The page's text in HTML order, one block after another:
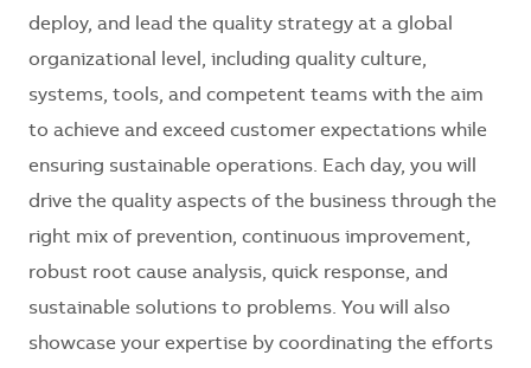
deploy, and lead the quality strategy at a global
organizational level, including quality culture,
systems, tools, and competent teams with the aim
to achieve and exceed customer expectations while
ensuring sustainable operations. Each day, you will
drive the quality aspects of the business through the
right mix of prevention, continuous improvement,
robust root cause analysis, quick response, and
sustainable solutions to problems. You will also
showcase your expertise by coordinating the efforts